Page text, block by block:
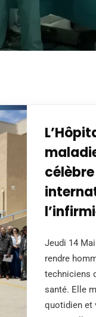
Jeudi 14
rendre
techniciens
santé. Elle
quotidien et